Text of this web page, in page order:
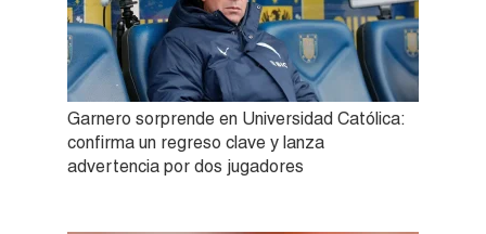
Garnero sorprende en Universidad Católica:
confirma un regreso clave y lanza
advertencia por dos jugadores